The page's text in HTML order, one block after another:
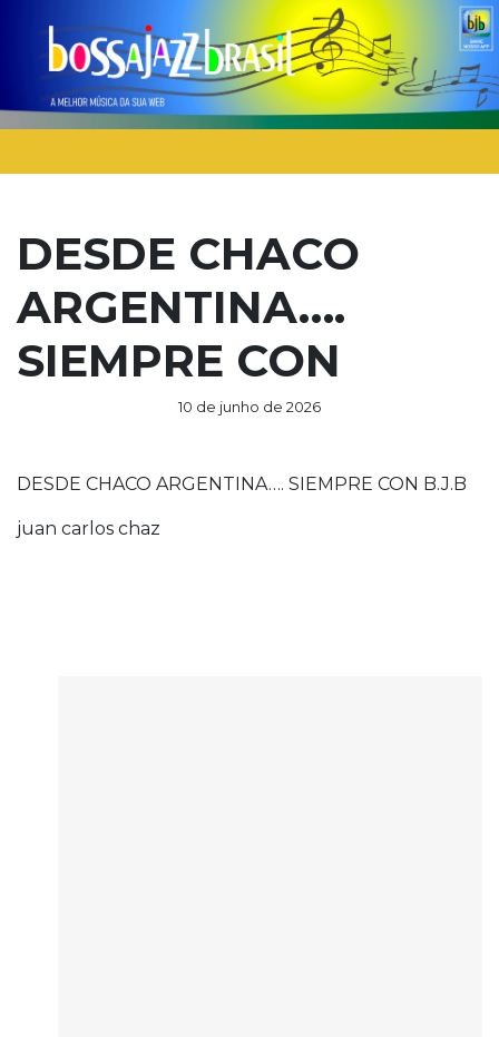
DESDE CHACO
ARGENTINA….
SIEMPRE CON
10 de junho de 2026
DESDE CHACO ARGENTINA…. SIEMPRE CON B.J.B
juan carlos chaz